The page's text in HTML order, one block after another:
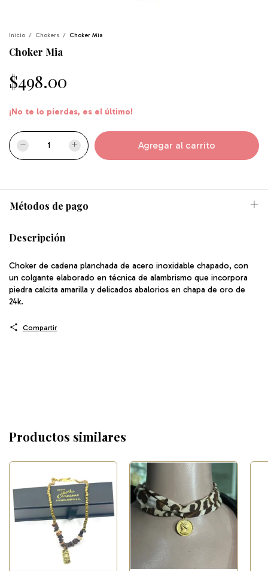
Inicio / Chokers / Choker Mia
Choker Mia
$498.00
¡No te lo pierdas, es el último!
Métodos de pago
Descripción
Choker de cadena planchada de acero inoxidable chapado, con
un colgante elaborado en técnica de alambrismo que incorpora
piedra calcita amarilla y delicados abalorios en chapa de oro de
24k.
Compartir
Productos similares